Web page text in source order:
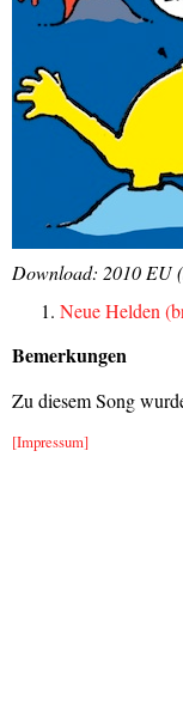
Download: 2010 EU
Neue Helden
Bemerkungen
Zu diesem Song
[Impressum]